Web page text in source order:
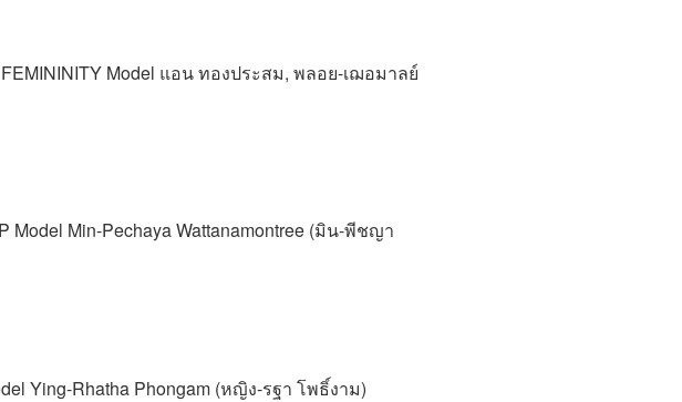
Model แอน ทองประสม, พลอย-เฌอมาลย์
Model Min-Pechaya Wattanamontree (มิน-พีชญา
Ying-Rhatha Phongam (หญิง-รฐา โพธิ์งาม)